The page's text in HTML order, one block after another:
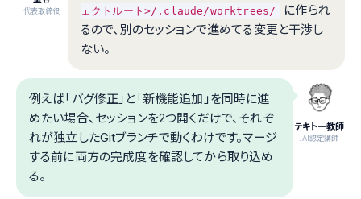
代表取締役
ェクトルート>/.claude/worktrees/
に作られ
るので、別のセッションで進めてる変更と干渉し
ない。
テキトー教師
.AI認定講師
例えば「バグ修正」と「新機能追加」を同時に進
めたい場合、セッションを2つ開くだけで、それぞ
れが独立したGitブランチで動くわけです。マージ
する前に両方の完成度を確認してから取り込め
る。